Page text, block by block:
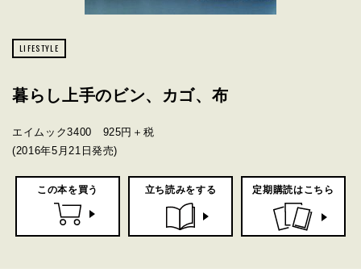
LIFESTYLE
暮らし上手のビン、カゴ、布
エイムック3400 925円＋税
(2016年5月21日発売)
この本を買う 立ち読みをする 定期購読はこちら